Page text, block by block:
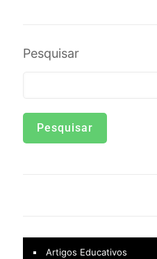
Pesquisar
Pesquisar
Artigos Educativos